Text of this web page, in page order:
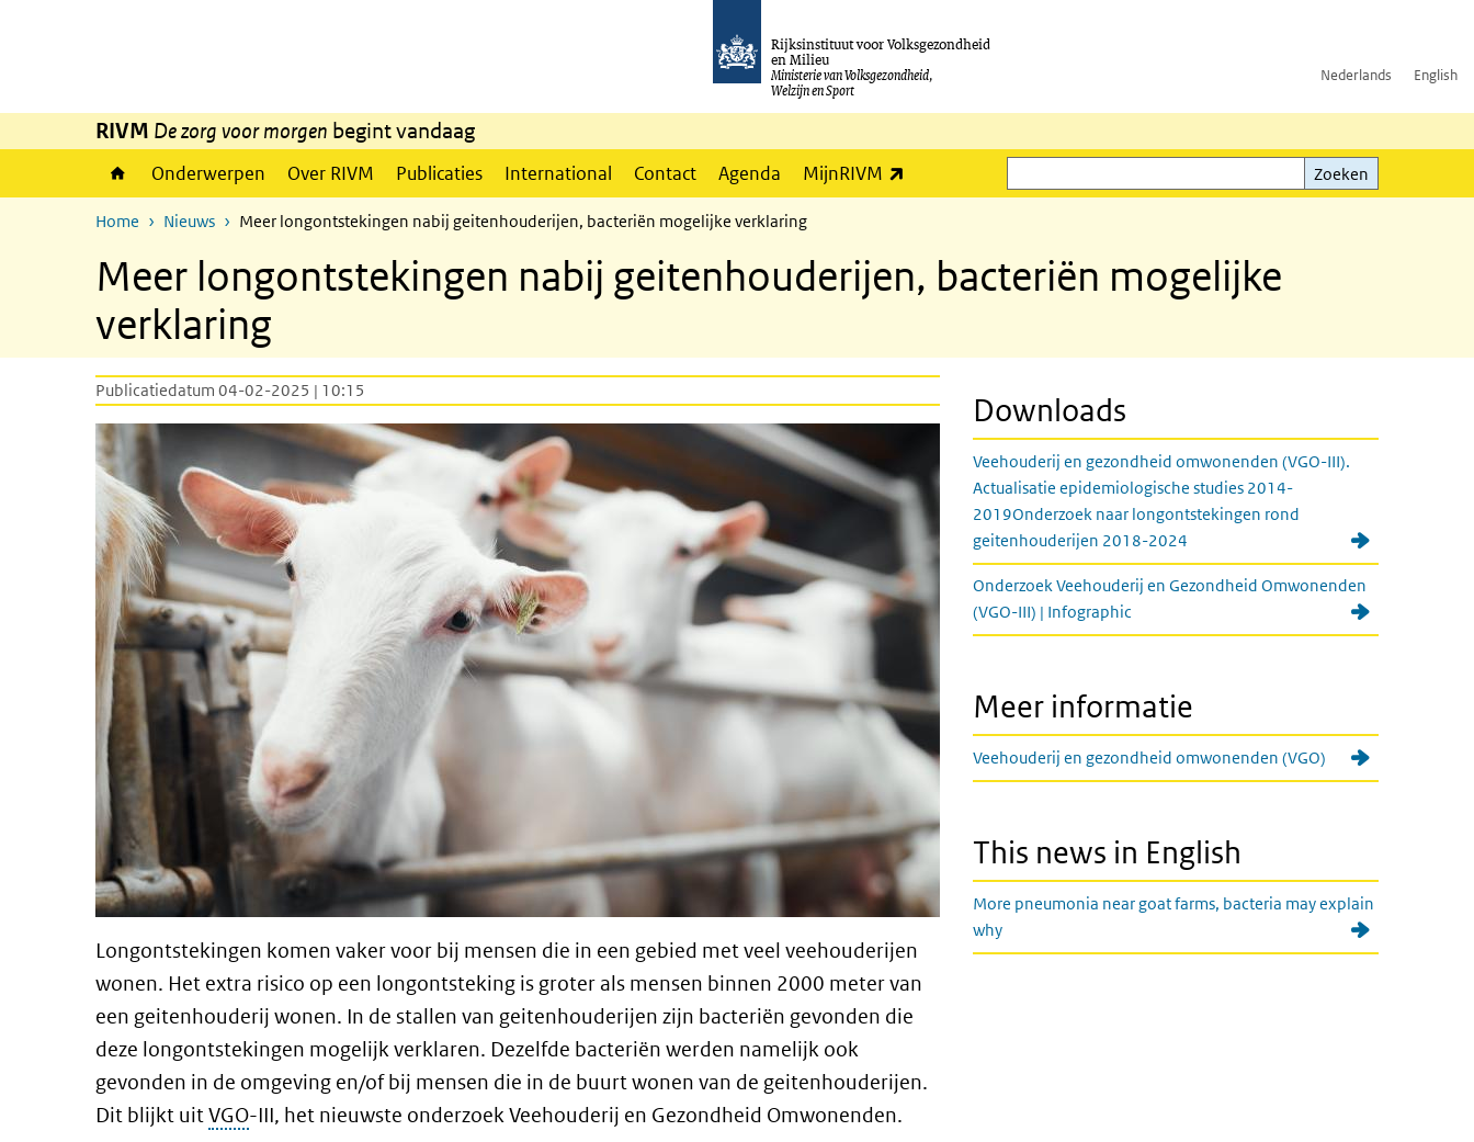
Rijksinstituut voor Volksgezondheid
en Milieu
Ministerie van Volksgezondheid,
Welzijn en Sport
Nederlands English
RIVM De zorg voor morgen begint vandaag
Onderwerpen Over RIVM Publicaties International Contact Agenda MijnRIVM
Zoeken
Zoeken
Home Nieuws Meer longontstekingen nabij geitenhouderijen, bacteriën mogelijke verklaring
Meer longontstekingen nabij geitenhouderijen, bacteriën mogelijke
verklaring
Publicatiedatum 04-02-2025 | 10:15
Longontstekingen komen vaker voor bij mensen die in een gebied met veel veehouderijen
wonen. Het extra risico op een longontsteking is groter als mensen binnen 2000 meter van
een geitenhouderij wonen. In de stallen van geitenhouderijen zijn bacteriën gevonden die
deze longontstekingen mogelijk verklaren. Dezelfde bacteriën werden namelijk ook
gevonden in de omgeving en/of bij mensen die in de buurt wonen van de geitenhouderijen.
Dit blijkt uitVGO-III, het nieuwste onderzoek Veehouderij en Gezondheid Omwonenden.
Downloads
Veehouderij en gezondheid omwonenden (VGO-III).
Actualisatie epidemiologische studies 2014-
2019Onderzoek naar longontstekingen rond
geitenhouderijen 2018-2024
Onderzoek Veehouderij en Gezondheid Omwonenden
(VGO-III) | Infographic
Meer informatie
Veehouderij en gezondheid omwonenden (VGO)
This news in English
More pneumonia near goat farms, bacteria may explain
why